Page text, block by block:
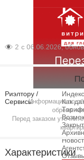
Риэлтору /
Сервисы
Как
2 с 06.06.2026,
Информация по
Перед заказом
Характеристики